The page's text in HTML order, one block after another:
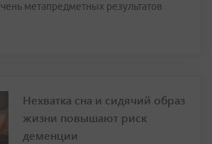
метапредметных результатов
Нехватка сна и сидячий образ
жизни повышают риск
деменции